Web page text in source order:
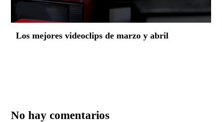
Los mejores videoclips de marzo y abril
No hay comentarios